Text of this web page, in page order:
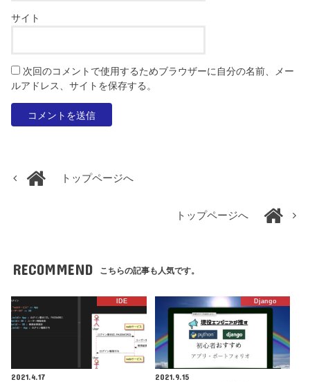
サイト
次回のコメントで使用するためブラウザーに自分の名前、メー
ルアドレス、サイトを保存する。
トップページへ
トップページへ
RECOMMEND こちらの記事も人気です。
IDE
2021.4.17
Django
2021.9.15